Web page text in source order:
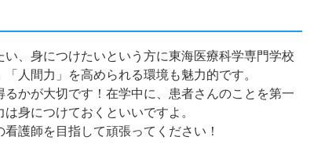
、身につけたいという方に東海医療科学専門学校
人間力」を高められる環境も魅力的です。
かが大切です！在学中に、患者さんのことを第一
身につけておくといいですよ。
護師を目指して頑張ってください！